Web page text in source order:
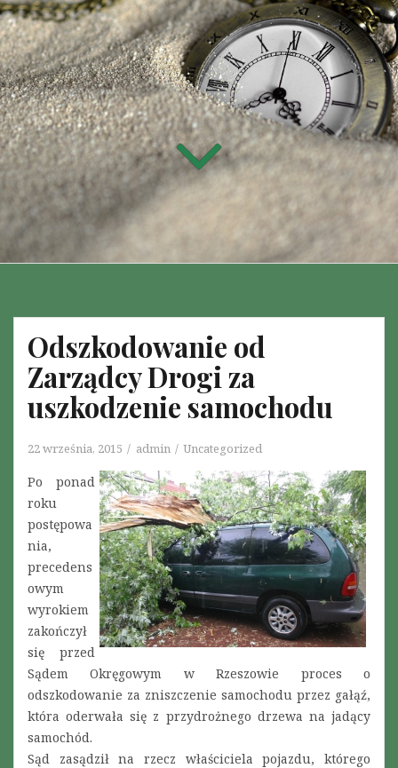
Odszkodowanie od
Zarządcy Drogi za
uszkodzenie samochodu
22 września, 2015 admin Uncategorized
Po ponad
roku
postępowa
nia,
precedens
owym
wyrokiem
zakończył
się przed
Sądem Okręgowym w Rzeszowie proces o
odszkodowanie za zniszczenie samochodu przez gałąź,
która oderwała się z przydrożnego drzewa na jadący
samochód.
Sąd zasądził na rzecz właściciela pojazdu, którego